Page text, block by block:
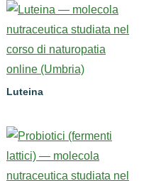
Luteina